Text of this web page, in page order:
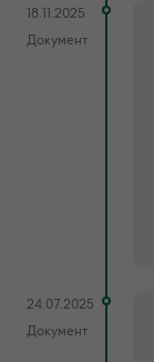
18.11.2025
Документ
24.07.2025
Документ